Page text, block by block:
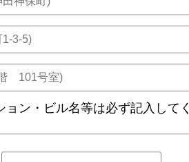
ン・ビル名等は必ず記入して